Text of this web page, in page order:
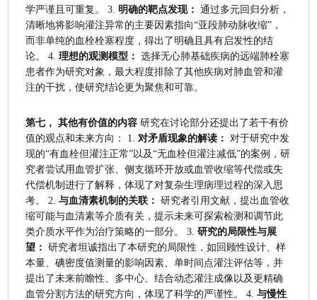
学严谨且可重复。 3. 明确的靶点发现： 通过多元回归分析，
清晰地将影响灌注异常的主要因素指向“亚段肺动脉收缩”，
而非单纯的血栓栓塞程度，得出了明确且具有启发性的结
论。 4. 理想的观测模型： 选择无心肺基础疾病的远端肺栓塞
患者作为研究对象，最大程度排除了其他疾病对肺血管和灌
注的干扰，使研究结论更为聚焦和可靠。
第七， 其他有价值的内容 研究在讨论部分还提出了若干有价
值的观点和未来方向： 1. 对矛盾现象的解读：
对于研究中发
现的“有血栓但灌注正常”以及“无血栓但灌注减低”的案例，研
究者尝试用血管扩张、侧支循环开放或血管收缩等代偿或失
代偿机制进行了解释，体现了对复杂生理病理过程的深入思
考。 2. 与血清素机制的关联： 研究者引用文献，提出血管收
缩可能与血清素等介质有关，提示未来可探索检测和调节此
类介质水平作为治疗策略的一部分。 3. 研究的局限性与展
望： 研究者坦诚指出了本研究的局限性，如回顾性设计、样
本量、碘密度值测量的影响因素、单时间点灌注评估等，并
提出了未来前瞻性、多中心、结合动态灌注成像以及更精确
血管分割方法的研究方向，体现了科学的严谨性。 4. 与慢性